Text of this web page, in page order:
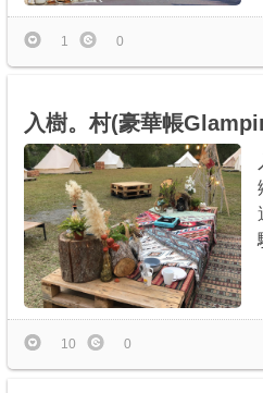
1 0
入樹。村(豪華帳
10 0